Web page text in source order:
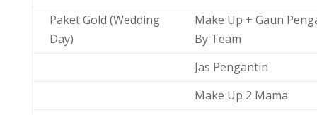
Paket Gold (Wedding
Day)
Make Up + Gaun
By Team
Jas Pengantin
Make Up 2 Mama